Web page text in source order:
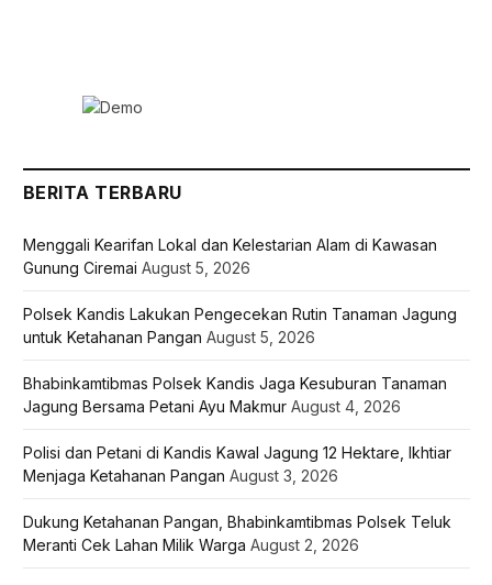
BERITA TERBARU
Menggali Kearifan Lokal dan Kelestarian Alam di Kawasan
Gunung Ciremai August 5, 2026
Polsek Kandis Lakukan Pengecekan Rutin Tanaman Jagung
untuk Ketahanan Pangan August 5, 2026
Bhabinkamtibmas Polsek Kandis Jaga Kesuburan Tanaman
Jagung Bersama Petani Ayu Makmur August 4, 2026
Polisi dan Petani di Kandis Kawal Jagung 12 Hektare, Ikhtiar
Menjaga Ketahanan Pangan August 3, 2026
Dukung Ketahanan Pangan, Bhabinkamtibmas Polsek Teluk
Meranti Cek Lahan Milik Warga August 2, 2026